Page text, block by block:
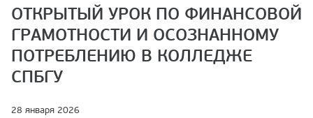
ОТКРЫТЫЙ УРОК ПО ФИНАНСОВОЙ
ГРАМОТНОСТИ И ОСОЗНАННОМУ
ПОТРЕБЛЕНИЮ В КОЛЛЕДЖЕ
СПБГУ
28 января 2026